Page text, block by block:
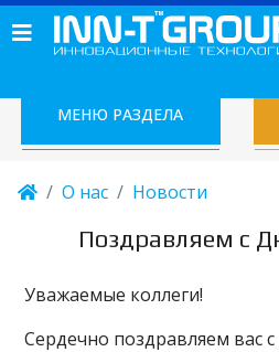
МЕНЮ РАЗДЕЛА
О нас Новости
Поздравляем с
Уважаемые коллеги!
Сердечно поздравляем вас